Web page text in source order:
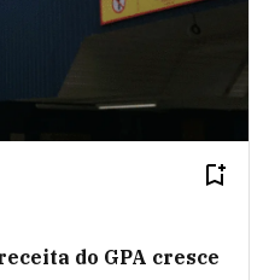
do GPA cresce